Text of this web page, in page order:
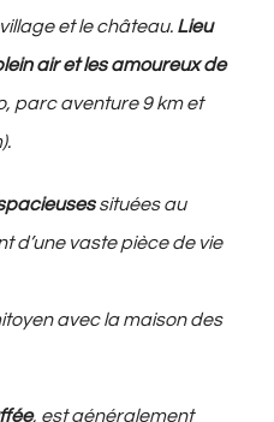
et le château. Lieu
air et les amoureux de
parc aventure 9 km et
situées au
d’une vaste pièce de vie
avec la maison des
, est généralement